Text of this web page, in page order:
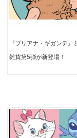
『ブリアナ・ギガンテ』
雑貨第5弾が新登場！